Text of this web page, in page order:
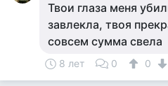
Твои глаза меня
завлекла, твоя
совсем сумма свела
8 лет 0 0